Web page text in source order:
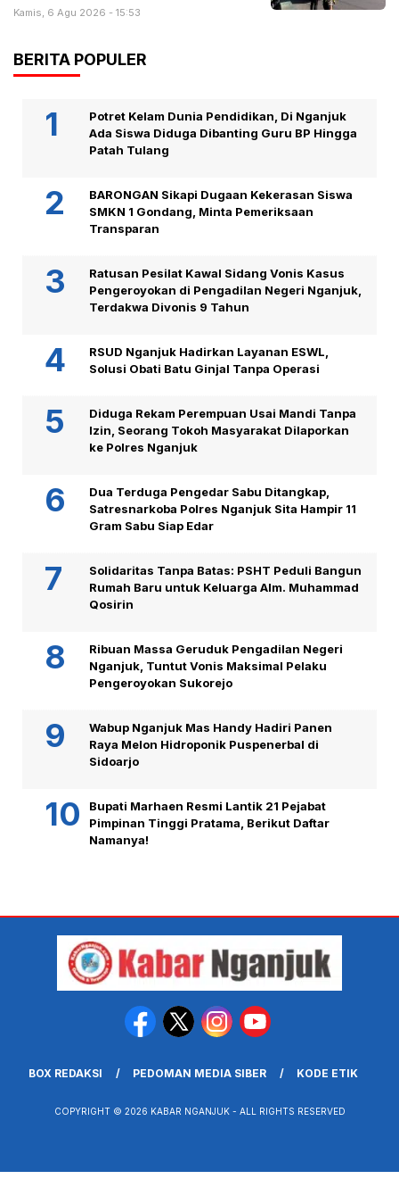
Kamis, 6 Agu 2026 - 15:53
BERITA POPULER
Potret Kelam Dunia Pendidikan, Di Nganjuk
Ada Siswa Diduga Dibanting Guru BP Hingga
Patah Tulang
BARONGAN Sikapi Dugaan Kekerasan Siswa
SMKN 1 Gondang, Minta Pemeriksaan
Transparan
Ratusan Pesilat Kawal Sidang Vonis Kasus
Pengeroyokan di Pengadilan Negeri Nganjuk,
Terdakwa Divonis 9 Tahun
RSUD Nganjuk Hadirkan Layanan ESWL,
Solusi Obati Batu Ginjal Tanpa Operasi
Diduga Rekam Perempuan Usai Mandi Tanpa
Izin, Seorang Tokoh Masyarakat Dilaporkan
ke Polres Nganjuk
Dua Terduga Pengedar Sabu Ditangkap,
Satresnarkoba Polres Nganjuk Sita Hampir 11
Gram Sabu Siap Edar
Solidaritas Tanpa Batas: PSHT Peduli Bangun
Rumah Baru untuk Keluarga Alm. Muhammad
Qosirin
Ribuan Massa Geruduk Pengadilan Negeri
Nganjuk, Tuntut Vonis Maksimal Pelaku
Pengeroyokan Sukorejo
Wabup Nganjuk Mas Handy Hadiri Panen
Raya Melon Hidroponik Puspenerbal di
Sidoarjo
Bupati Marhaen Resmi Lantik 21 Pejabat
Pimpinan Tinggi Pratama, Berikut Daftar
Namanya!
BOX REDAKSI PEDOMAN MEDIA SIBER KODE ETIK
COPYRIGHT © 2026 KABAR NGANJUK - ALL RIGHTS RESERVED